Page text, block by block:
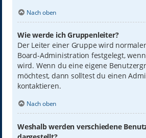
Nach oben
Wie werde ich Gruppenleiter?
Der Leiter einer Gruppe wird
Board-Administration festgelegt,
wird. Wenn du eine eigene
möchtest, dann solltest du einen
kontaktieren.
Nach oben
Weshalb werden verschiedene